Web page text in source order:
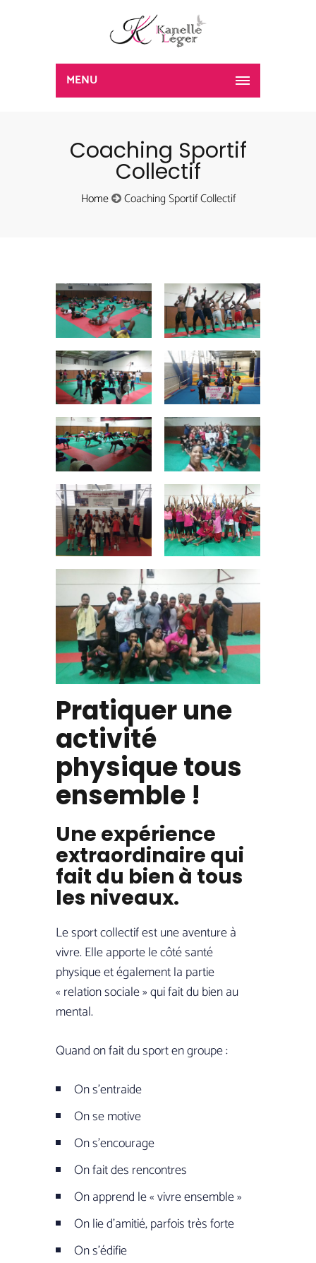
MENU
Coaching Sportif
Collectif
Home Coaching Sportif Collectif
Pratiquer une
activité
physique tous
ensemble !
Une expérience
extraordinaire qui
fait du bien à tous
les niveaux.
Le sport collectif est une aventure à
vivre. Elle apporte le côté santé
physique et également la partie
« relation sociale » qui fait du bien au
mental.
Quand on fait du sport en groupe :
On s’entraide
On se motive
On s’encourage
On fait des rencontres
On apprend le « vivre ensemble »
On lie d’amitié, parfois très forte
On s’édifie